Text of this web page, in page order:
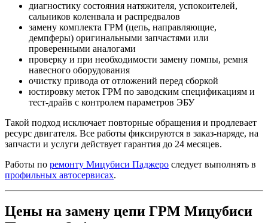
диагностику состояния натяжителя, успокоителей,
сальников коленвала и распредвалов
замену комплекта ГРМ (цепь, направляющие,
демпферы) оригинальными запчастями или
проверенными аналогами
проверку и при необходимости замену помпы, ремня
навесного оборудования
очистку привода от отложений перед сборкой
юстировку меток ГРМ по заводским спецификациям и
тест-драйв с контролем параметров ЭБУ
Такой подход исключает повторные обращения и продлевает
ресурс двигателя. Все работы фиксируются в заказ-наряде, на
запчасти и услуги действует гарантия до 24 месяцев.
Работы по ремонту Мицубиси Паджеро следует выполнять в
профильных автосервисах.
Цены на замену цепи ГРМ Мицубиси